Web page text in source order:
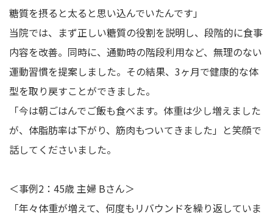
糖質を摂ると太ると思い込んでいたんです」
当院では、まず正しい糖質の役割を説明し、段階的に食事
内容を改善。同時に、通勤時の階段利用など、無理のない
運動習慣を提案しました。その結果、3ヶ月で健康的な体
型を取り戻すことができました。
「今は朝ごはんでご飯も食べます。体重は少し増えました
が、体脂肪率は下がり、筋肉もついてきました」と笑顔で
話してくださいました。
＜事例2：45歳 主婦 Bさん＞
「年々体重が増えて、何度もリバウンドを繰り返していま